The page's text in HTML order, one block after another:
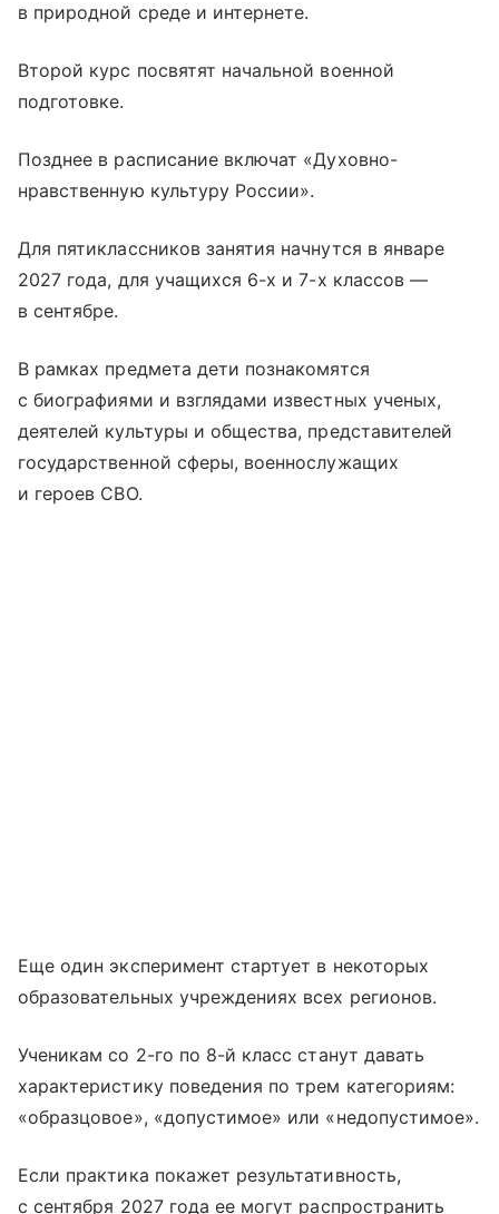
в природной среде и интернете.
Второй курс посвятят начальной военной
подготовке.
Позднее в расписание включат «Духовно-
нравственную культуру России».
Для пятиклассников занятия начнутся в январе
2027 года, для учащихся 6-х и 7-х классов —
в сентябре.
В рамках предмета дети познакомятся
с биографиями и взглядами известных ученых,
деятелей культуры и общества, представителей
государственной сферы, военнослужащих
и героев СВО.
Еще один эксперимент стартует в некоторых
образовательных учреждениях всех регионов.
Ученикам со 2-го по 8-й класс станут давать
характеристику поведения по трем категориям:
«образцовое», «допустимое» или «недопустимое».
Если практика покажет результативность,
с сентября 2027 года ее могут распространить